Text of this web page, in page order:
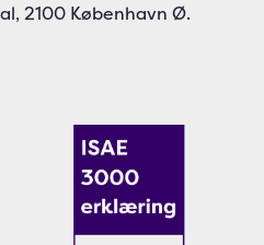
2100 København Ø.